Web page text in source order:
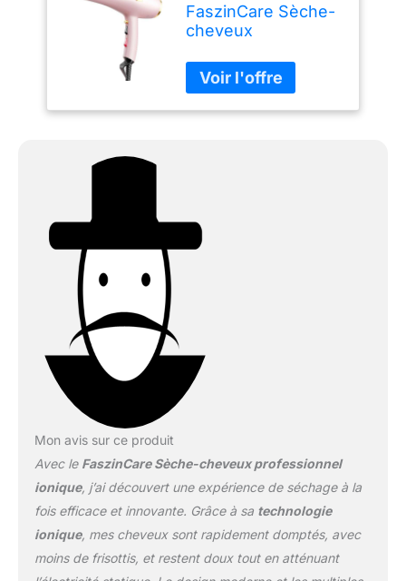
FaszinCare Sèche-
cheveux
ionique, diffuseur et
concentrateur,
sèche-cheveux à 2
Mon avis sur ce produit
Avec le FaszinCare Sèche-cheveux professionnel
ionique, j’ai découvert une expérience de séchage à la
fois efficace et innovante. Grâce à sa technologie
ionique, mes cheveux sont rapidement domptés, avec
moins de frisottis, et restent doux tout en atténuant